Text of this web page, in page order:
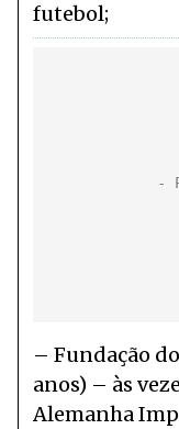
futebol
Fundação
anos) – às
Alemanha